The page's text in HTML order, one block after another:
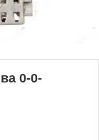
0-0-